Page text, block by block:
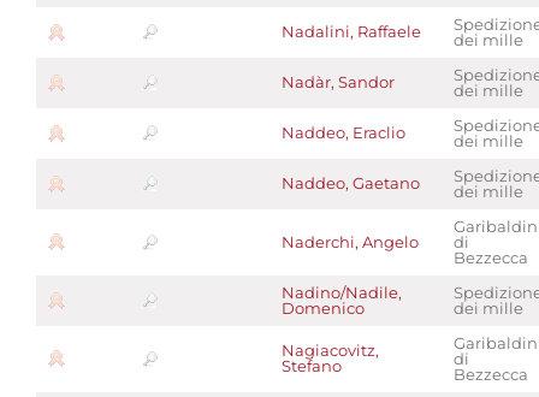
Nadalini, Raffaele
dei mille
Nadàr, Sandor
dei mille
Naddeo, Eraclio
dei mille
Naddeo, Gaetano
dei mille
Naderchi, Angelo
di
Bezzecca
Nadino/Nadile,
Domenico
dei mille
Nagiacovitz,
Stefano
di
Bezzecca